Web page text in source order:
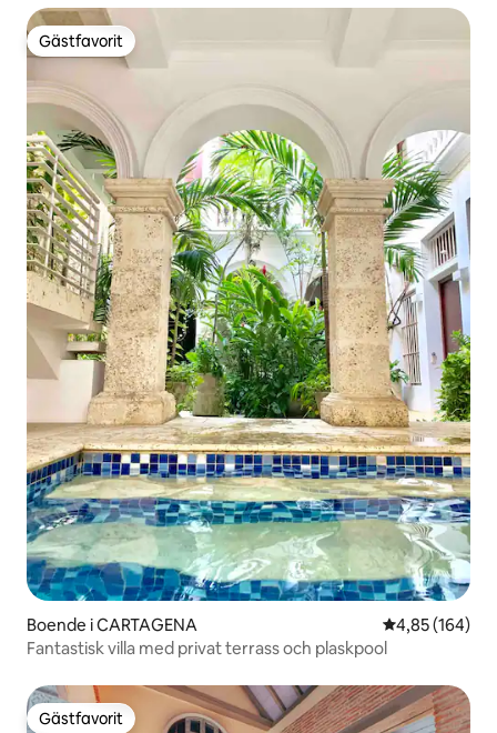
Gästfavorit
Gästfavorit
Boende i CARTAGENA 4,85 av 5 i
4,85 (164)
Fantastisk villa med privat terrass och plaskpool
Gästfavorit
Gästfavorit